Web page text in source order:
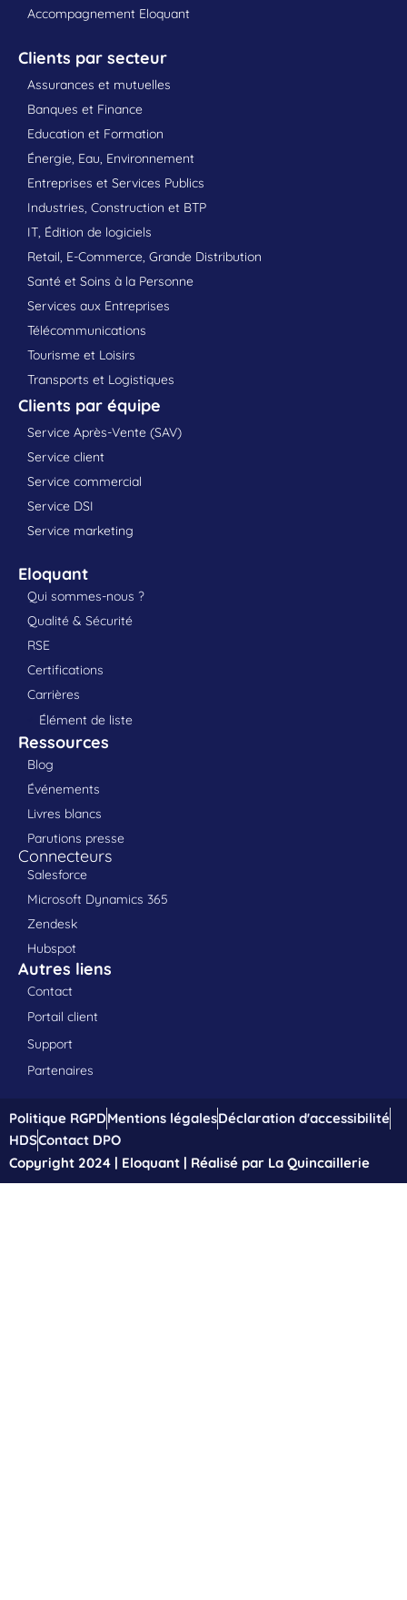
Accompagnement Eloquant
Clients par secteur
Assurances et mutuelles
Banques et Finance
Education et Formation
Énergie, Eau, Environnement
Entreprises et Services Publics
Industries, Construction et BTP
IT, Édition de logiciels
Retail, E-Commerce, Grande Distribution
Santé et Soins à la Personne
Services aux Entreprises
Télécommunications
Tourisme et Loisirs
Transports et Logistiques
Clients par équipe
Service Après-Vente (SAV)
Service client
Service commercial
Service DSI
Service marketing
Eloquant
Qui sommes-nous ?
Qualité & Sécurité
RSE
Certifications
Carrières
Élément de liste
Ressources
Blog
Événements
Livres blancs
Parutions presse
Connecteurs
Salesforce
Microsoft Dynamics 365
Zendesk
Hubspot
Autres liens
Contact
Portail client
Support
Partenaires
Politique RGPDMentions légalesDéclaration d'accessibilité
HDSContact DPO
Copyright 2024 | Eloquant | Réalisé par La Quincaillerie